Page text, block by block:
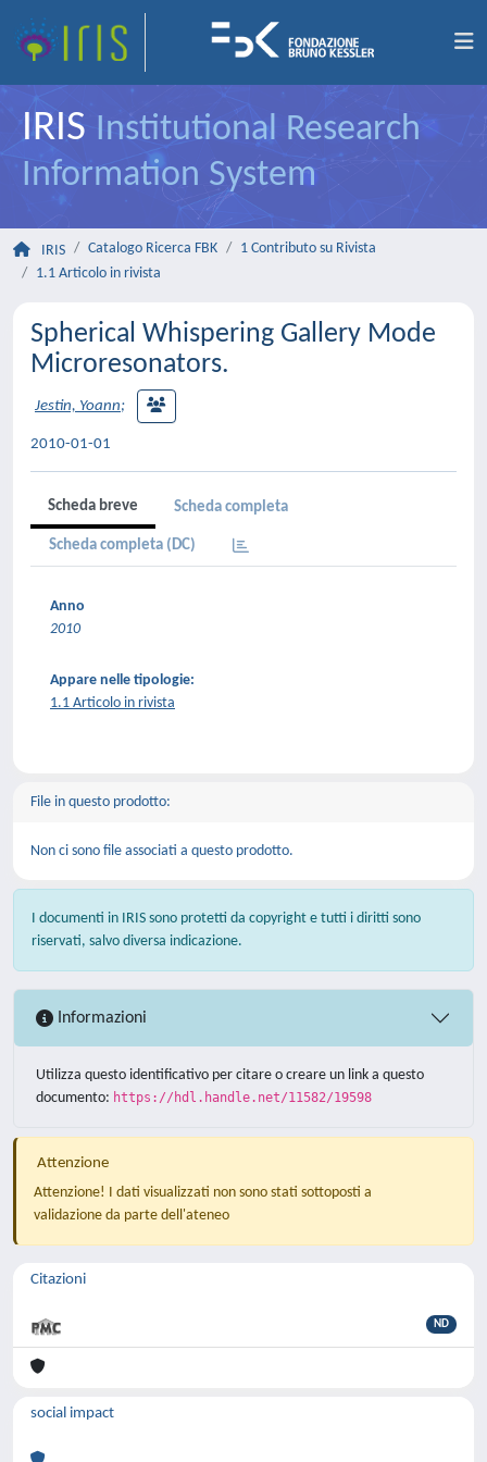
IRIS Institutional Research
Information System
IRIS Catalogo Ricerca FBK
1 Contributo su Rivista
1.1 Articolo in rivista
Spherical Whispering Gallery Mode
Microresonators.
Jestin, Yoann;
2010-01-01
Scheda breve Scheda completa
Scheda completa (DC)
Anno
2010
Appare nelle tipologie:
1.1 Articolo in rivista
File in questo prodotto:
Non ci sono file associati a questo prodotto.
I documenti in IRIS sono protetti da copyright e tutti i diritti sono
riservati, salvo diversa indicazione.
Informazioni
Utilizza questo identificativo per citare o creare un link a questo
documento: https://hdl.handle.net/11582/19598
Attenzione
Attenzione! I dati visualizzati non sono stati sottoposti a
validazione da parte dell'ateneo
Citazioni
ND
social impact